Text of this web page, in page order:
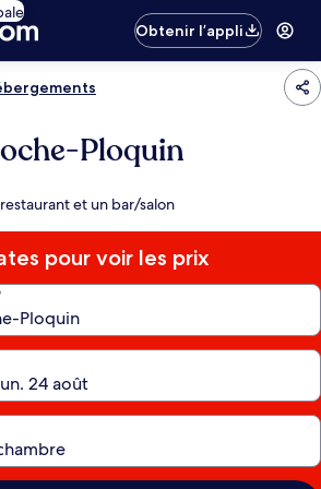
Obtenir l’appli
Ploquin
et un bar/salon
pour voir les prix